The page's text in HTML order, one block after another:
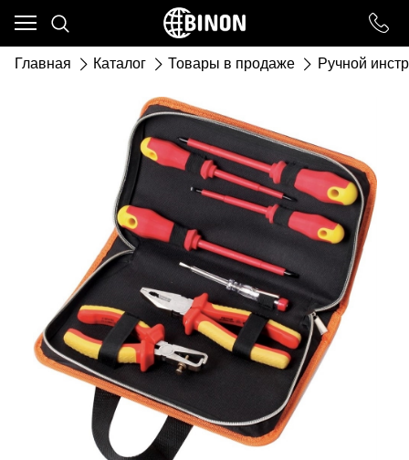
Главная Каталог Товары в продаже Ручной
Ваш город - ст. Каневская,
угадали?
ДА НЕТ